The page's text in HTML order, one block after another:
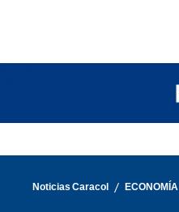
Noticias Caracol / ECONOMÍA